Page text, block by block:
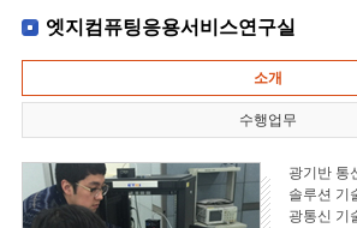
엣지컴퓨팅응용서비스연구실
소개
수행업무
광기반 통
솔루션 기
광통신 기